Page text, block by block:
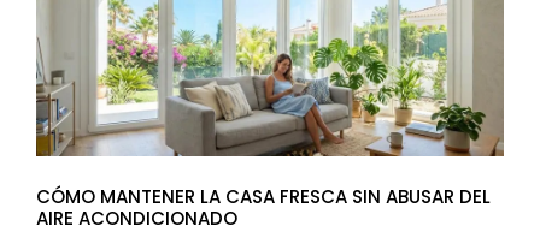
CÓMO MANTENER LA CASA FRESCA SIN ABUSAR DEL
AIRE ACONDICIONADO